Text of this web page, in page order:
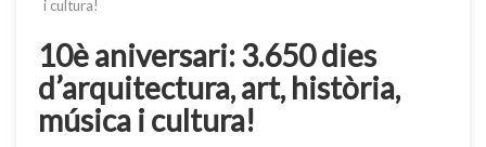
i cultura!
10è aniversari: 3.650 dies
d’arquitectura, art, història,
música i cultura!